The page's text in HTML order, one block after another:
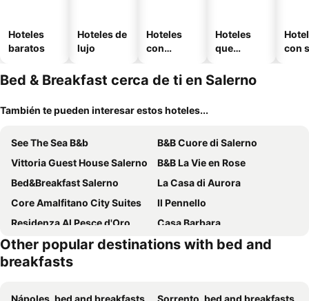
Hoteles
baratos
Hoteles de
lujo
Hoteles
con
Hoteles
que
mascotas
con
Bed & Breakfast cerca de ti en Salerno
También te pueden interesar estos hoteles...
See The Sea B&b
B&B Cuore di Salerno
Vittoria Guest House Salerno
B&B La Vie en Rose
Bed&Breakfast Salerno
La Casa di Aurora
Core Amalfitano City Suites
Il Pennello
Residenza Al Pesce d'Oro
Casa Barbara
Casa Dell'Artista 2
Salerno nel Cuore
Limoncello Rooms
Other popular destinations with bed and
breakfasts
Nápoles, bed and breakfasts
Sorrento, bed and breakfasts